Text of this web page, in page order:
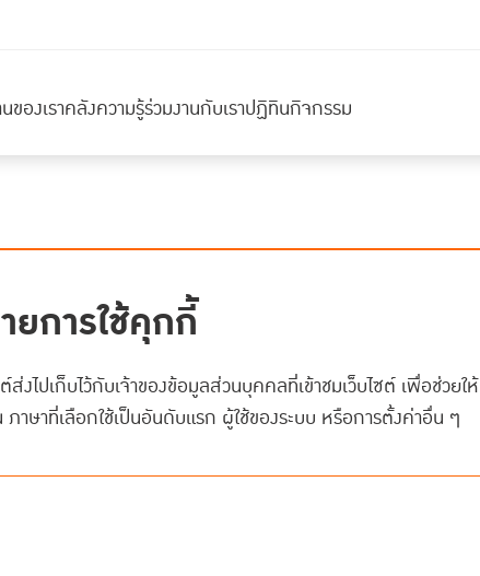
ของเราคลังความรู้ร่วมงานกับเราปฏิทินกิจกรรม
ยการใช้คุกกี้
ไปเก็บไว้กับเจ้าของข้อมูลส่วนบุคคลที่เข้าชมเว็บไซต์ เพื่อช่วยให้
าษาที่เลือกใช้เป็นอันดับแรก ผู้ใช้ของระบบ หรือการตั้งค่าอื่น ๆ